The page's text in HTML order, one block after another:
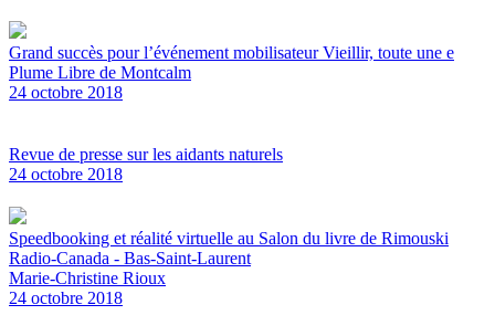
Grand succès pour l’événement mobilisateur Vieillir, toute une e
Plume Libre de Montcalm
24 octobre 2018
Revue de presse sur les aidants naturels
24 octobre 2018
Speedbooking et réalité virtuelle au Salon du livre de Rimouski
Radio-Canada - Bas-Saint-Laurent
Marie-Christine Rioux
24 octobre 2018